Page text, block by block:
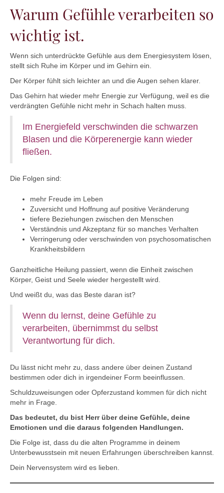
Warum Gefühle verarbeiten so
wichtig ist.
Wenn sich unterdrückte Gefühle aus dem Energiesystem lösen,
stellt sich Ruhe im Körper und im Gehirn ein.
Der Körper fühlt sich leichter an und die Augen sehen klarer.
Das Gehirn hat wieder mehr Energie zur Verfügung, weil es die
verdrängten Gefühle nicht mehr in Schach halten muss.
Im Energiefeld verschwinden die schwarzen
Blasen und die Körperenergie kann wieder
fließen.
Die Folgen sind:
mehr Freude im Leben
Zuversicht und Hoffnung auf positive Veränderung
tiefere Beziehungen zwischen den Menschen
Verständnis und Akzeptanz für so manches Verhalten
Verringerung oder verschwinden von psychosomatischen
Krankheitsbildern
Ganzheitliche Heilung passiert, wenn die Einheit zwischen
Körper, Geist und Seele wieder hergestellt wird.
Und weißt du, was das Beste daran ist?
Wenn du lernst, deine Gefühle zu
verarbeiten, übernimmst du selbst
Verantwortung für dich.
Du lässt nicht mehr zu, dass andere über deinen Zustand
bestimmen oder dich in irgendeiner Form beeinflussen.
Schuldzuweisungen oder Opferzustand kommen für dich nicht
mehr in Frage.
Das bedeutet, du bist Herr über deine Gefühle, deine
Emotionen und die daraus folgenden Handlungen.
Die Folge ist, dass du die alten Programme in deinem
Unterbewusstsein mit neuen Erfahrungen überschreiben kannst.
Dein Nervensystem wird es lieben.